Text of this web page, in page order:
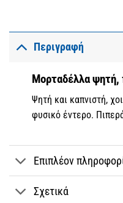
Περιγραφή
Μορταδέλλα ψητή,
Ψητή και καπνιστή,
φυσικό έντερο.
Επιπλέον
Σχετικά